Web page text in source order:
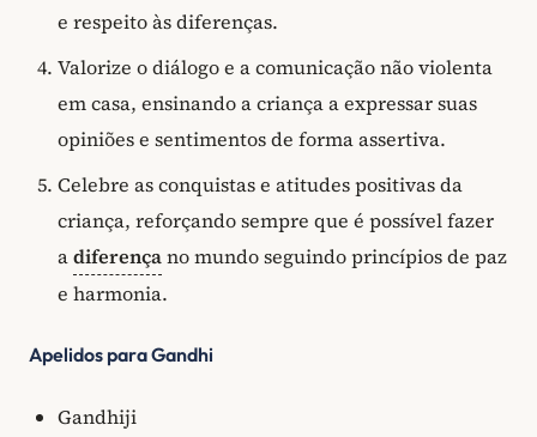
e respeito às diferenças.
Valorize o diálogo e a comunicação não violenta
em casa, ensinando a criança a expressar suas
opiniões e sentimentos de forma assertiva.
Celebre as conquistas e atitudes positivas da
criança, reforçando sempre que é possível fazer
adiferençano mundo seguindo princípios de paz
e harmonia.
Apelidos para Gandhi
Gandhiji